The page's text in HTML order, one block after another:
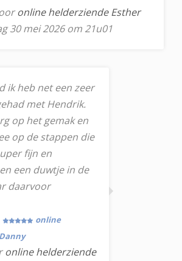
online helderziende Esther
30 mei 2026 om 21u01
ik heb net een zeer
met Hendrik.
op het gemak en
op de stappen die
fijn en
een duwtje in de
daarvoor
online
online helderziende